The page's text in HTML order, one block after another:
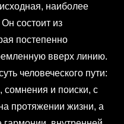
наиболее
состоит из
постепенно
вверх линию.
человеческого пути:
сомнения и поиски, с
протяжении жизни, а